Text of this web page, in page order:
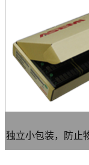
独立小包装，防止